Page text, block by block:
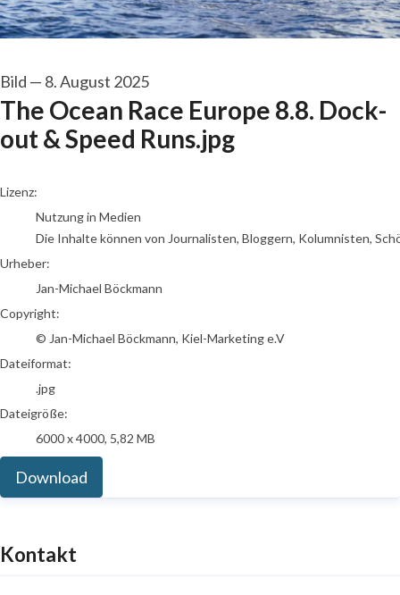
Bild — 8. August 2025
The Ocean Race Europe 8.8. Dock-
out & Speed Runs.jpg
Jan-Michael Böckmann
Lizenz:
Nutzung in Medien
Die Inhalte können von Journalisten, Bloggern, Kolumnisten,
Urheber:
Jan-Michael Böckmann
Copyright:
© Jan-Michael Böckmann, Kiel-Marketing e.V
Dateiformat:
.jpg
Dateigröße:
6000 x 4000, 5,82 MB
Download
Kontakt